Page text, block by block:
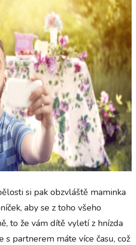
si pak obzvláště maminka
aby se z toho všeho
to že vám dítě vyletí z hnízda
s partnerem máte více času, což